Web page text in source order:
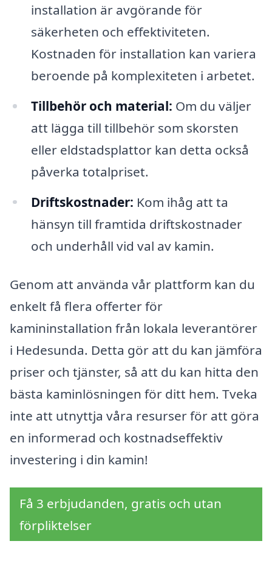
installation är avgörande för
säkerheten och effektiviteten.
Kostnaden för installation kan variera
beroende på komplexiteten i arbetet.
Tillbehör och material: Om du väljer
att lägga till tillbehör som skorsten
eller eldstadsplattor kan detta också
påverka totalpriset.
Driftskostnader: Kom ihåg att ta
hänsyn till framtida driftskostnader
och underhåll vid val av kamin.
Genom att använda vår plattform kan du
enkelt få flera offerter för
kamininstallation från lokala leverantörer
i Hedesunda. Detta gör att du kan jämföra
priser och tjänster, så att du kan hitta den
bästa kaminlösningen för ditt hem. Tveka
inte att utnyttja våra resurser för att göra
en informerad och kostnadseffektiv
investering i din kamin!
Få 3 erbjudanden, gratis och utan
förpliktelser